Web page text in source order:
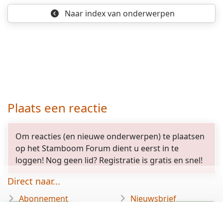
Naar indexvan onderwerpen
Plaats een reactie
Om reacties (en nieuwe onderwerpen) te plaatsen
op het Stamboom Forum dient u eerst in te
loggen! Nog geen lid? Registratie is gratis en snel!
Direct naar...
Abonnement Nieuwsbrief